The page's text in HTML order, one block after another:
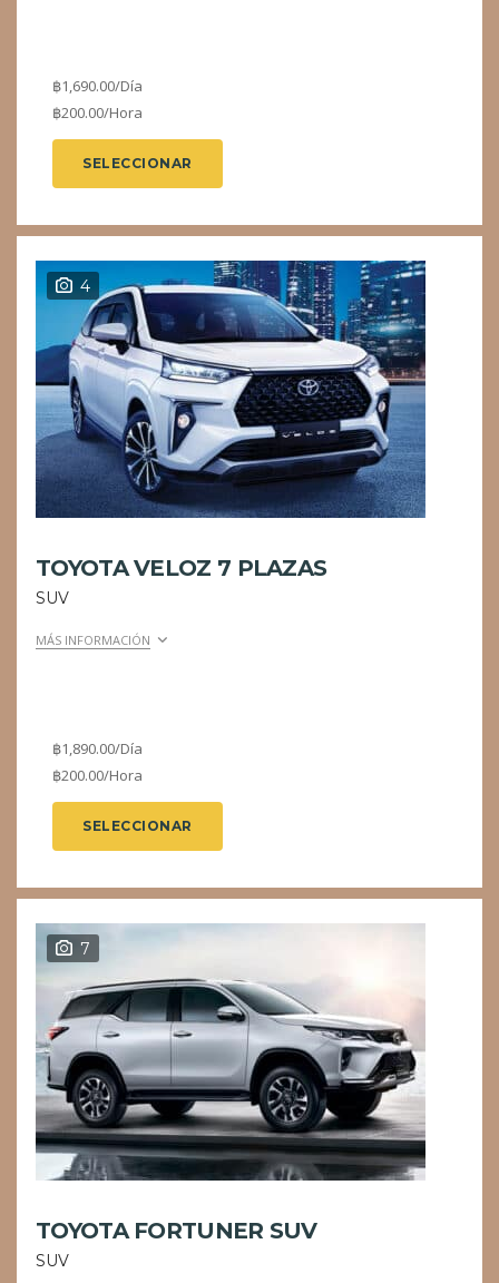
฿1,690.00/Día
฿200.00/Hora
SELECCIONAR
4
TOYOTA VELOZ 7 PLAZAS
SUV
MÁS INFORMACIÓN
฿1,890.00/Día
฿200.00/Hora
SELECCIONAR
7
TOYOTA FORTUNER SUV
SUV